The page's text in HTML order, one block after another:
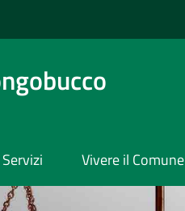
Servizi Vivere il Comune